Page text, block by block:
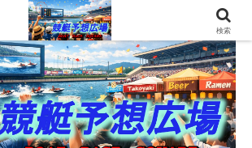
検索